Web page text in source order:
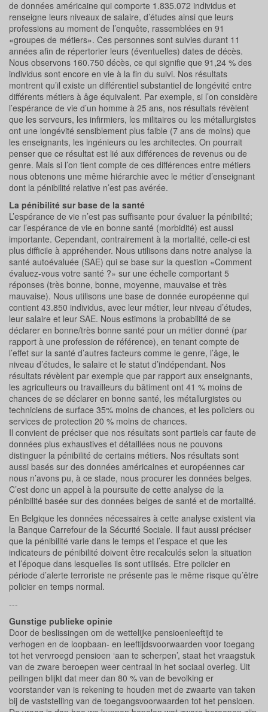
de données américaine qui comporte 1.835.072 individus et
renseigne leurs niveaux de salaire, d’études ainsi que leurs
professions au moment de l’enquête, rassemblées en 91
«groupes de métiers». Ces personnes sont suivies durant 11
années afin de répertorier leurs (éventuelles) dates de décès.
Nous observons 160.750 décès, ce qui signifie que 91,24 % des
individus sont encore en vie à la fin du suivi. Nos résultats
montrent qu’il existe un différentiel substantiel de longévité entre
différents métiers à âge équivalent. Par exemple, si l’on considère
l’espérance de vie d’un homme à 25 ans, nos résultats révèlent
que les serveurs, les infirmiers, les militaires ou les métallurgistes
ont une longévité sensiblement plus faible (7 ans de moins) que
les enseignants, les ingénieurs ou les architectes. On pourrait
penser que ce résultat est lié aux différences de revenus ou de
genre. Mais si l’on tient compte de ces différences entre métiers
nous obtenons une même hiérarchie avec le métier d’enseignant
dont la pénibilité relative n’est pas avérée.
La pénibilité sur base de la santé
L’espérance de vie n’est pas suffisante pour évaluer la pénibilité;
car l’espérance de vie en bonne santé (morbidité) est aussi
importante. Cependant, contrairement à la mortalité, celle-ci est
plus difficile à appréhender. Nous utilisons dans notre analyse la
santé autoévaluée (SAE) qui se base sur la question «Comment
évaluez-vous votre santé ?» sur une échelle comportant 5
réponses (très bonne, bonne, moyenne, mauvaise et très
mauvaise). Nous utilisons une base de donnée européenne qui
contient 43.850 individus, avec leur métier, leur niveau d’études,
leur salaire et leur SAE. Nous estimons la probabilité de se
déclarer en bonne/très bonne santé pour un métier donné (par
rapport à une profession de référence), en tenant compte de
l’effet sur la santé d’autres facteurs comme le genre, l’âge, le
niveau d’études, le salaire et le statut d’indépendant. Nos
résultats révèlent par exemple que par rapport aux enseignants,
les agriculteurs ou travailleurs du bâtiment ont 41 % moins de
chances de se déclarer en bonne santé, les métallurgistes ou
techniciens de surface 35% moins de chances, et les policiers ou
services de protection 20 % moins de chances.
Il convient de préciser que nos résultats sont partiels car faute de
données plus exhaustives et détaillées nous ne pouvons
distinguer la pénibilité de certains métiers. Nos résultats sont
aussi basés sur des données américaines et européennes car
nous n’avons pu, à ce stade, nous procurer les données belges.
C’est donc un appel à la poursuite de cette analyse de la
pénibilité basée sur des données belges de santé et de mortalité.
En Belgique les données nécessaires à cette analyse existent via
la Banque Carrefour de la Sécurité Sociale. Il faut aussi préciser
que la pénibilité varie dans le temps et l’espace et que les
indicateurs de pénibilité doivent être recalculés selon la situation
et l’époque dans lesquelles ils sont utilisés. Etre policier en
période d’alerte terroriste ne présente pas le même risque qu’être
policier en temps normal.
---
Gunstige publieke opinie
Door de beslissingen om de wettelijke pensioenleeftijd te
verhogen en de loopbaan- en leeftijdsvoorwaarden voor toegang
tot het vervroegd pensioen ‘aan te scherpen’, staat het vraagstuk
van de zware beroepen weer centraal in het sociaal overleg. Uit
peilingen blijkt dat meer dan 80 % van de bevolking er
voorstander van is rekening te houden met de zwaarte van taken
bij de vaststelling van de toegangsvoorwaarden tot het pensioen.